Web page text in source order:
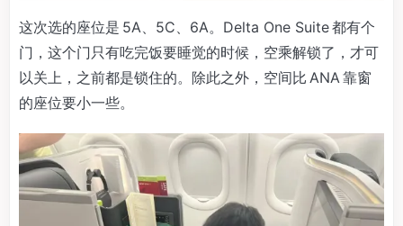
这次选的座位是 5A、5C、6A。Delta One Suite 都有个
门，这个门只有吃完饭要睡觉的时候，空乘解锁了，才可
以关上，之前都是锁住的。除此之外，空间比 ANA 靠窗
的座位要小一些。